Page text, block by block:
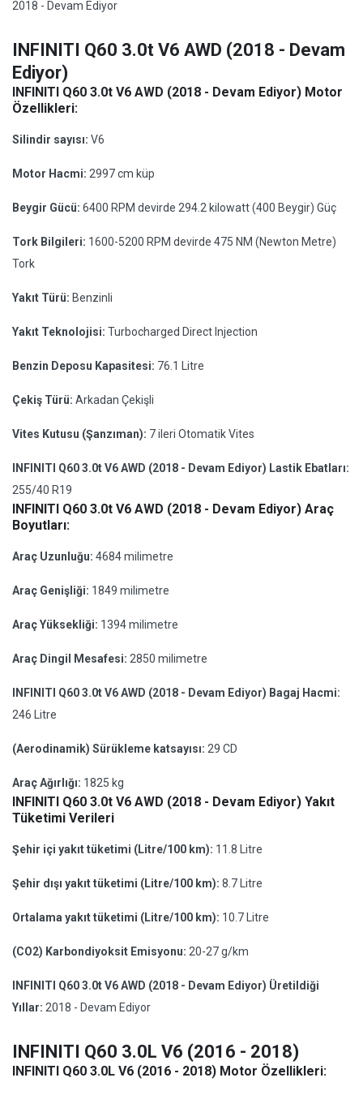
2018 - Devam Ediyor
INFINITI Q60 3.0t V6 AWD (2018 - Devam
Ediyor)
INFINITI Q60 3.0t V6 AWD (2018 - Devam Ediyor) Motor
Özellikleri:
Silindir sayısı: V6
Motor Hacmi: 2997 cm küp
Beygir Gücü: 6400 RPM devirde 294.2 kilowatt (400 Beygir) Güç
Tork Bilgileri: 1600-5200 RPM devirde 475 NM (Newton Metre)
Tork
Yakıt Türü: Benzinli
Yakıt Teknolojisi: Turbocharged Direct Injection
Benzin Deposu Kapasitesi: 76.1 Litre
Çekiş Türü: Arkadan Çekişli
Vites Kutusu (Şanzıman): 7 ileri Otomatik Vites
INFINITI Q60 3.0t V6 AWD (2018 - Devam Ediyor) Lastik Ebatları:
255/40 R19
INFINITI Q60 3.0t V6 AWD (2018 - Devam Ediyor) Araç
Boyutları:
Araç Uzunluğu: 4684 milimetre
Araç Genişliği: 1849 milimetre
Araç Yüksekliği: 1394 milimetre
Araç Dingil Mesafesi: 2850 milimetre
INFINITI Q60 3.0t V6 AWD (2018 - Devam Ediyor) Bagaj Hacmi:
246 Litre
(Aerodinamik) Sürükleme katsayısı: 29 CD
Araç Ağırlığı: 1825 kg
INFINITI Q60 3.0t V6 AWD (2018 - Devam Ediyor) Yakıt
Tüketimi Verileri
Şehir içi yakıt tüketimi (Litre/100 km): 11.8 Litre
Şehir dışı yakıt tüketimi (Litre/100 km): 8.7 Litre
Ortalama yakıt tüketimi (Litre/100 km): 10.7 Litre
(CO2) Karbondiyoksit Emisyonu: 20-27 g/km
INFINITI Q60 3.0t V6 AWD (2018 - Devam Ediyor) Üretildiği
Yıllar: 2018 - Devam Ediyor
INFINITI Q60 3.0L V6 (2016 - 2018)
INFINITI Q60 3.0L V6 (2016 - 2018) Motor Özellikleri: